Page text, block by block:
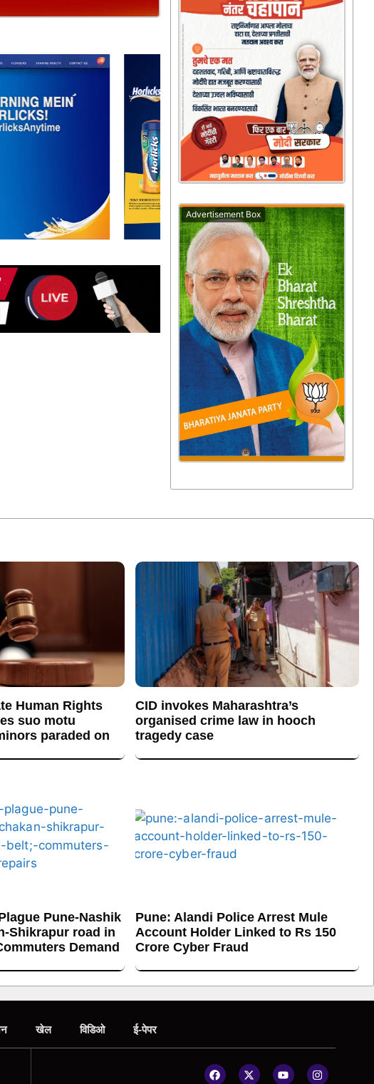
Advertisement Box
Human Rights
suo motu
paraded on
CID invokes Maharashtra’s
organised crime law in hooch
tragedy case
Pune-Nashik
Shikrapur road in
Demand
Pune: Alandi Police Arrest Mule
Account Holder Linked to Rs 150
Crore Cyber Fraud
खेल विडिओ ई-पेपर